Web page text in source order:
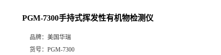
厅
PGM-7300手持式挥发性有机物检测仪
品牌： 美国华瑞
货号： PGM-7300